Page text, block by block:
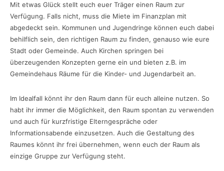
Mit etwas Glück stellt euch euer Träger einen Raum zur
Verfügung. Falls nicht, muss die Miete im Finanzplan mit
abgedeckt sein. Kommunen und Jugendringe können euch dabei
behilflich sein, den richtigen Raum zu finden, genauso wie eure
Stadt oder Gemeinde. Auch Kirchen springen bei
überzeugenden Konzepten gerne ein und bieten z.B. im
Gemeindehaus Räume für die Kinder- und Jugendarbeit an.
Im Idealfall könnt ihr den Raum dann für euch alleine nutzen. So
habt ihr immer die Möglichkeit, den Raum spontan zu verwenden
und auch für kurzfristige Elterngespräche oder
Informationsabende einzusetzen. Auch die Gestaltung des
Raumes könnt ihr frei übernehmen, wenn euch der Raum als
einzige Gruppe zur Verfügung steht.